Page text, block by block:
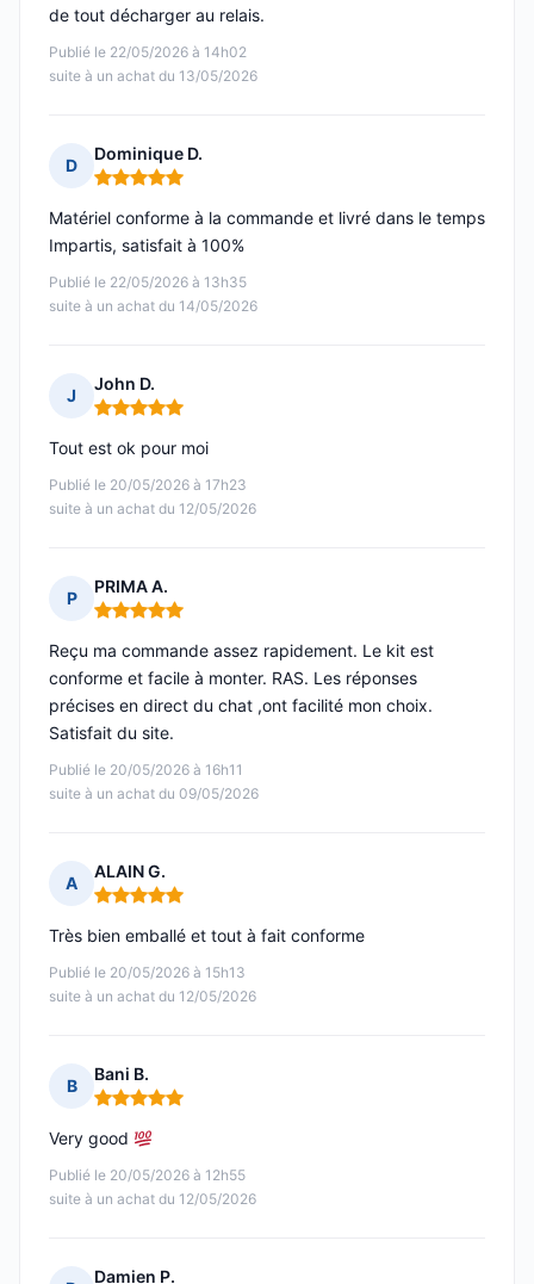
Publié le 22/05/2026 à 14h02
suite à un achat du 13/05/2026
de tout décharger au relais.
D
Dominique D.
Note : 5 sur 5
Publié le 22/05/2026 à 13h35
suite à un achat du 14/05/2026
Matériel conforme à la commande et livré dans le temps
Impartis, satisfait à 100%
J
John D.
Note : 5 sur 5
Publié le 20/05/2026 à 17h23
suite à un achat du 12/05/2026
Tout est ok pour moi
P
PRIMA A.
Note : 5 sur 5
Publié le 20/05/2026 à 16h11
suite à un achat du 09/05/2026
Reçu ma commande assez rapidement. Le kit est
conforme et facile à monter. RAS. Les réponses
précises en direct du chat ,ont facilité mon choix.
Satisfait du site.
A
ALAIN G.
Note : 5 sur 5
Publié le 20/05/2026 à 15h13
suite à un achat du 12/05/2026
Très bien emballé et tout à fait conforme
B
Bani B.
Note : 5 sur 5
Publié le 20/05/2026 à 12h55
suite à un achat du 12/05/2026
Very good
Damien P.